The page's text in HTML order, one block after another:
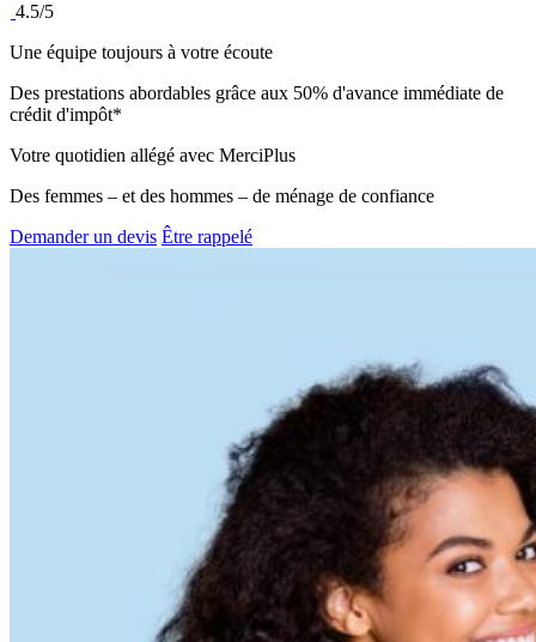
4.5/5
Une équipe toujours à votre écoute
Des prestations abordables grâce aux 50% d'avance immédiate de
crédit d'impôt*
Votre quotidien allégé avec MerciPlus
Des femmes – et des hommes – de ménage de confiance
Demander un devis Être rappelé